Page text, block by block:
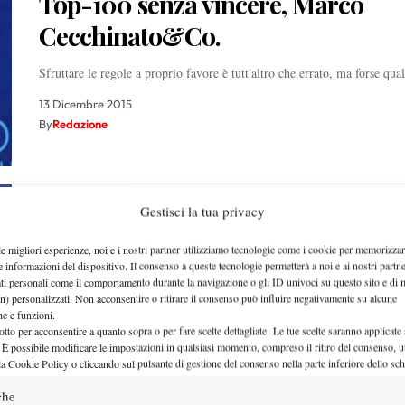
Gestisci la tua privacy
migliori esperienze, noi e i nostri partner utilizziamo tecnologie come i cookie per
informazioni del dispositivo. Il consenso a queste tecnologie permetterà a noi e ai nostri
personali come il comportamento durante la navigazione o gli ID univoci su questo sito e di
personalizzati. Non acconsentire o ritirare il consenso può influire negativamente su alcune
e funzioni.
per acconsentire a quanto sopra o per fare scelte dettagliate. Le tue scelte saranno applicate
possibile modificare le impostazioni in qualsiasi momento, compreso il ritiro del consenso,
Cookie Policy o cliccando sul pulsante di gestione del consenso nella parte inferiore dello
Cecchinato&Co.
Sfruttare le regole a proprio favore è tutt'altro che errato, ma forse
13 Dicembre 2015
ByRedazione
BranchStats: 30 Novembre 2015
La nuova consueta puntata settimanale con le inimitabili statistiche del
Brancher.
30 Novembre 2015
ByLuca Brancher